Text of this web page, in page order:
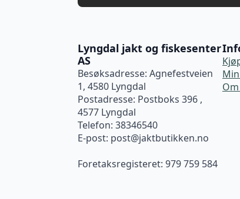
Lyngdal jakt og fiskesenter
AS
Besøksadresse: Agnefestveien
1, 4580 Lyngdal
Postadresse: Postboks 396 ,
4577 Lyngdal
Telefon: 38346540
E-post: post@jaktbutikken.no
Foretaksregisteret: 979 759 584